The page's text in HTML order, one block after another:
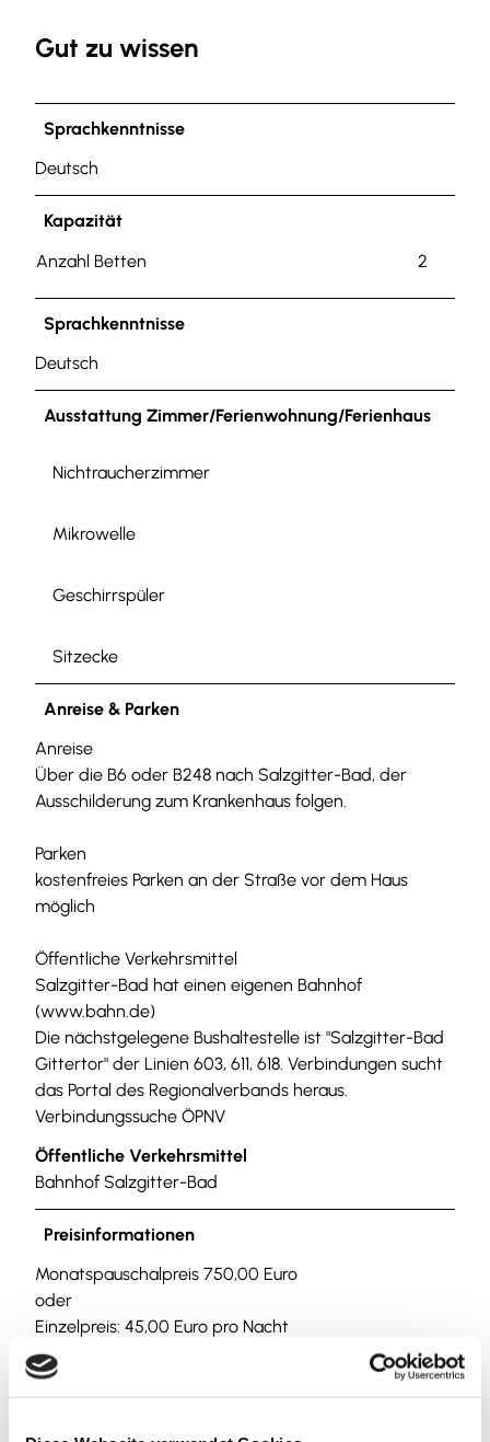
Gut zu wissen
Sprachkenntnisse
Deutsch
Kapazität
Anzahl Betten
2
Sprachkenntnisse
Deutsch
Ausstattung Zimmer/Ferienwohnung/Ferienhaus
Nichtraucherzimmer
Mikrowelle
Geschirrspüler
Sitzecke
Anreise & Parken
Anreise
Über die B6 oder B248 nach Salzgitter-Bad, der
Ausschilderung zum Krankenhaus folgen.
Parken
kostenfreies Parken an der Straße vor dem Haus
möglich
Öffentliche Verkehrsmittel
Salzgitter-Bad hat einen eigenen Bahnhof
(www.bahn.de)
Die nächstgelegene Bushaltestelle ist "Salzgitter-Bad
Gittertor" der Linien 603, 611, 618. Verbindungen sucht
das Portal des Regionalverbands heraus.
Verbindungssuche ÖPNV
Öffentliche Verkehrsmittel
Bahnhof Salzgitter-Bad
Preisinformationen
Monatspauschalpreis 750,00 Euro
oder
Einzelpreis: 45,00 Euro pro Nacht
Wäschepaket (Handtücher und Bettwäsche): 20,00
Euro pro Person
Kaution: 100,00 Euro